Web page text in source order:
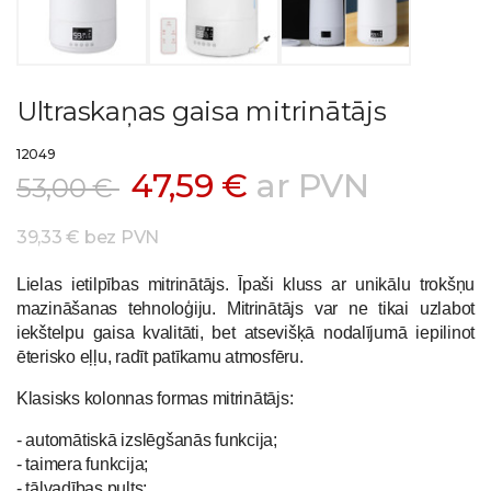
Ultraskaņas gaisa mitrinātājs
12049
53,00 € 47,59 € ar PVN
39,33 € bez PVN
Lielas ietilpības mitrinātājs. Īpaši kluss ar unikālu trokšņu
mazināšanas tehnoloģiju. Mitrinātājs var ne tikai uzlabot
iekštelpu gaisa kvalitāti, bet atsevišķā nodalījumā iepilinot
ēterisko eļļu, radīt patīkamu atmosfēru.
Klasisks kolonnas formas mitrinātājs:
- automātiskā izslēgšanās funkcija;
- taimera funkcija;